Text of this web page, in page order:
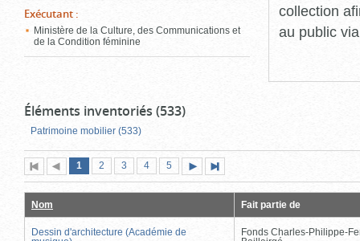
Exécutant :
Ministère de la Culture, des Communications et
de la Condition féminine
collection
au public
Éléments inventoriés (533)
Patrimoine mobilier (533)
Première
page
Page
précédente
Page
1 (page
actuelle)
Page
2 Page
3 Page
4 Page
5
suivante
page
Nom Fait partie de
Dessin d'architecture (Académie de
Fonds Charles-Philippe-